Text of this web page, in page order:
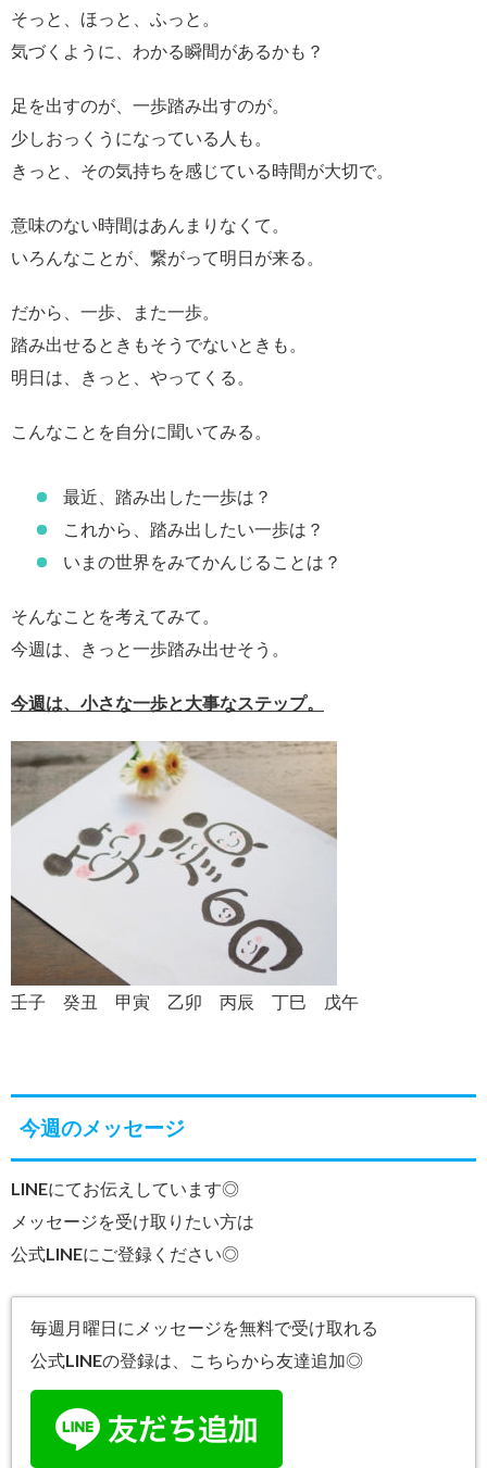
そっと、ほっと、ふっと。
気づくように、わかる瞬間があるかも？
足を出すのが、一歩踏み出すのが。
少しおっくうになっている人も。
きっと、その気持ちを感じている時間が大切で。
意味のない時間はあんまりなくて。
いろんなことが、繋がって明日が来る。
だから、一歩、また一歩。
踏み出せるときもそうでないときも。
明日は、きっと、やってくる。
こんなことを自分に聞いてみる。
最近、踏み出した一歩は？
これから、踏み出したい一歩は？
いまの世界をみてかんじることは？
そんなことを考えてみて。
今週は、きっと一歩踏み出せそう。
今週は、小さな一歩と大事なステップ。
壬子 癸丑 甲寅 乙卯 丙辰 丁巳 戊午
今週のメッセージ
LINEにてお伝えしています◎
メッセージを受け取りたい方は
公式LINEにご登録ください◎
毎週月曜日にメッセージを無料で受け取れる
公式LINEの登録は、こちらから友達追加◎